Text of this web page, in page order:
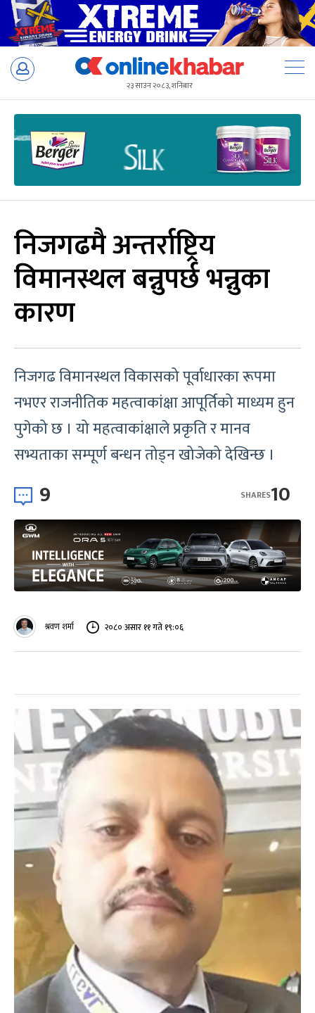
Skip
२३ साउन २०८३, शनिबार
निजगढमै अन्तर्राष्ट्रिय
विमानस्थल बन्नुपर्छ भन्नुका
कारण
निजगढ विमानस्थल विकासको पूर्वाधारका रूपमा
नभएर राजनीतिक महत्वाकांक्षा आपूर्तिको माध्यम हुन
पुगेको छ । यो महत्वाकांक्षाले प्रकृति र मानव
सभ्यताका सम्पूर्ण बन्धन तोड्न खोजेको देखिन्छ ।
9 10
SHARES
श्रवण शर्मा २०८० असार ११ गते १९:०६